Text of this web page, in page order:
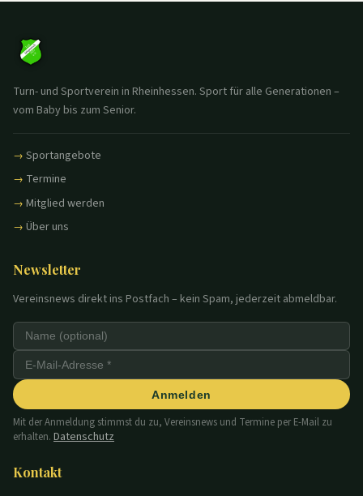
Turn- und Sportverein in Rheinhessen. Sport für alle Generationen –
vom Baby bis zum Senior.
Sportangebote
Termine
Mitglied werden
Über uns
Newsletter
Vereinsnews direkt ins Postfach – kein Spam, jederzeit abmeldbar.
Anmelden
Mit der Anmeldung stimmst du zu, Vereinsnews und Termine per E-Mail zu
erhalten. Datenschutz
Kontakt